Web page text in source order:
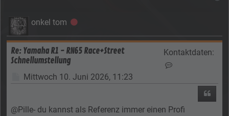
onkel tom Offline
Re: Yamaha R1 - RN65 Race+Street
Schnellumstellung
Kontaktdaten:
Beitrag
Mittwoch 10. Juni 2026, 11:23
@Pille- du kannst als Referenz immer einen Profi